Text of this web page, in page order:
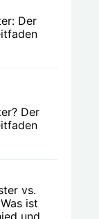
Der
Der
vs.
ist
und